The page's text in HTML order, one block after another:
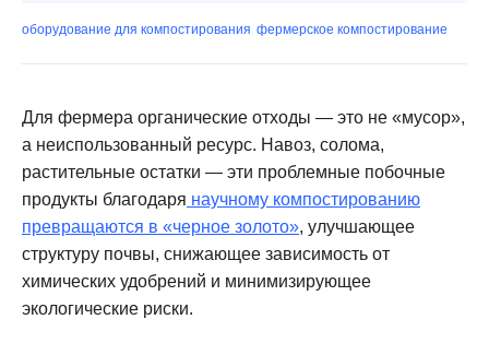
оборудование для компостирования фермерское компостирование
Для фермера органические отходы — это не «мусор»,
а неиспользованный ресурс. Навоз, солома,
растительные остатки — эти проблемные побочные
продукты благодаря научному компостированию
превращаются в «черное золото», улучшающее
структуру почвы, снижающее зависимость от
химических удобрений и минимизирующее
экологические риски.